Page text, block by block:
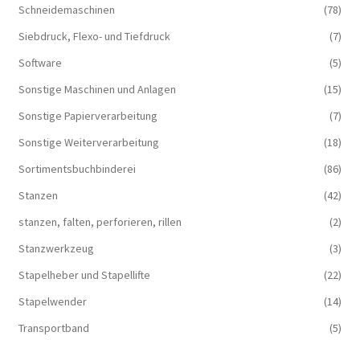
Schneidemaschinen
(78)
Siebdruck, Flexo- und Tiefdruck
(7)
Software
(5)
Sonstige Maschinen und Anlagen
(15)
Sonstige Papierverarbeitung
(7)
Sonstige Weiterverarbeitung
(18)
Sortimentsbuchbinderei
(86)
Stanzen
(42)
stanzen, falten, perforieren, rillen
(2)
Stanzwerkzeug
(3)
Stapelheber und Stapellifte
(22)
Stapelwender
(14)
Transportband
(5)